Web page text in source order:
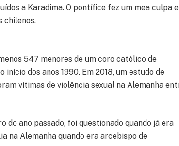
a Karadima. O pontífice fez um mea culpa e
chilenos.
547 menores de um coro católico de
dos anos 1990. Em 2018, um estudo de
vítimas de violência sexual na Alemanha
do ano passado, foi questionado quando já era
na Alemanha quando era arcebispo de